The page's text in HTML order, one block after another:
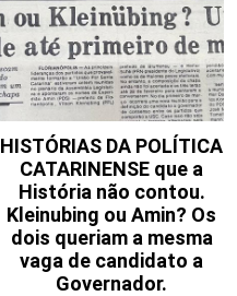
HISTÓRIAS DA POLÍTICA
CATARINENSE que a
História não contou.
Kleinubing ou Amin? Os
dois queriam a mesma
vaga de candidato a
Governador.